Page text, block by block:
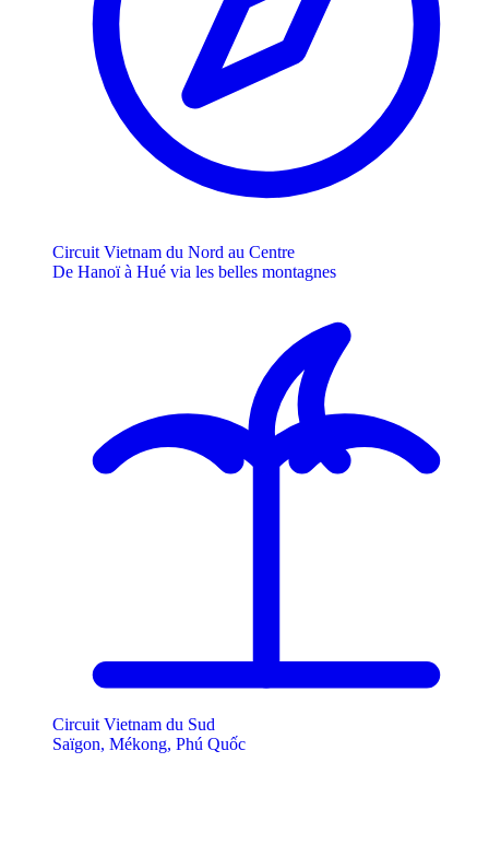
Circuit Vietnam du Nord au Centre
De Hanoï à Hué via les belles montagnes
Circuit Vietnam du Sud
Saïgon, Mékong, Phú Quốc